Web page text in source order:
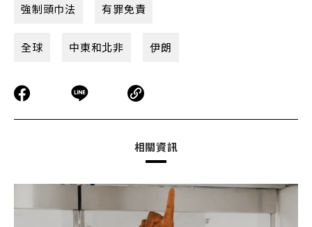
強制頭巾法 有罪免責
全球 中東和北非 伊朗
相關資訊